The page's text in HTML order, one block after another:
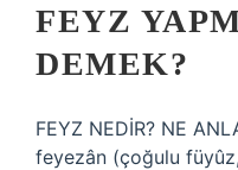
FEYZ
DEMEK?
FEYZ NEDİR? NE
feyezân (çoğulu